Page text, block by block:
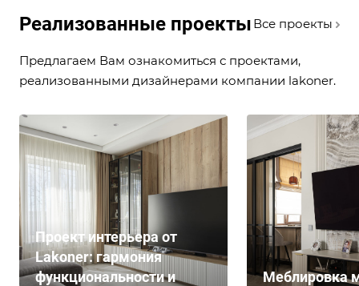
Реализованные проекты Все проекты
Предлагаем Вам ознакомиться с проектами,
реализованными дизайнерами компании lakoner.
Проект интерьера от
Lakoner: гармония
функциональности и
Меблировка